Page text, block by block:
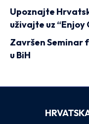
Upoznajte
uživajte uz “Enjoy
Završen Seminar
u BiH